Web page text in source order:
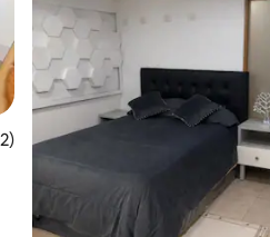
sur 5
moyenne sur la base de 302